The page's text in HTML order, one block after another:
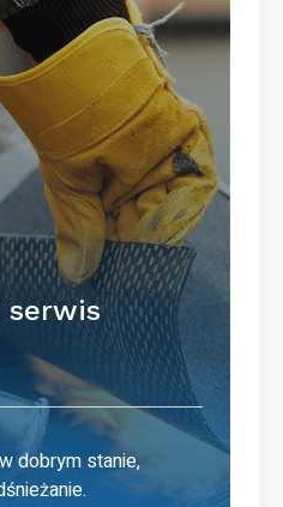
serwis
dobrym stanie,